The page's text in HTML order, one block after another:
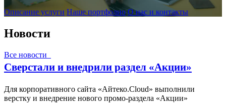
Описание услуги Наше портфолио О нас и контакты
Новости
Все новости
Сверстали и внедрили раздел «Акции»
Для корпоративного сайта «Айтеко.Cloud» выполнили
верстку и внедрение нового промо-раздела «Акции»